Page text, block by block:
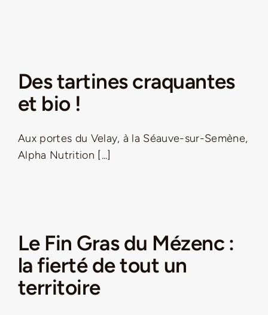
Des tartines craquantes
et bio !
Aux portes du Velay, à la Séauve-sur-Semène,
Alpha Nutrition [...]
Le Fin Gras du Mézenc :
la fierté de tout un
territoire